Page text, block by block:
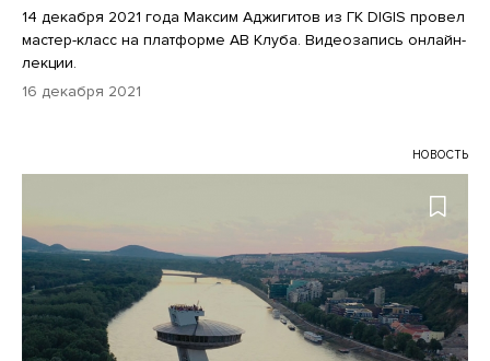
14 декабря 2021 года Максим Аджигитов из ГК DIGIS провел
мастер-класс на платформе АВ Клуба. Видеозапись онлайн-
лекции.
16 декабря 2021
НОВОСТЬ